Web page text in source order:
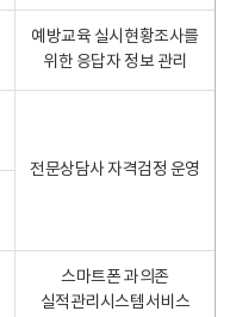
예방교육 실시현황조사를
위한 응답자 정보 관리
전문상담사 자격검정 운영
스마트폰 과의존
실적관리시스템서비스